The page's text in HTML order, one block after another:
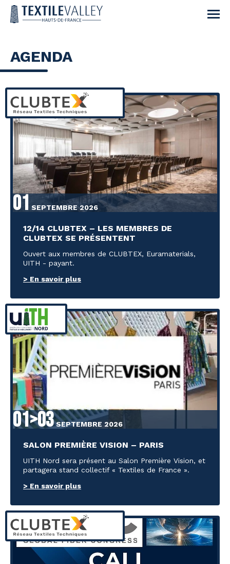
AGENDA
01 SEPTEMBRE 2026
12/14 CLUBTEX – LES MEMBRES DE
CLUBTEX SE PRÉSENTENT
Ouvert aux membres de CLUBTEX, Euramaterials,
UITH - payant.
> En savoir plus
01>03SEPTEMBRE 2026
SALON PREMIÈRE VISION – PARIS
UITH Nord sera présent au Salon Première Vision, et
partagera stand collectif « Textiles de France ».
> En savoir plus